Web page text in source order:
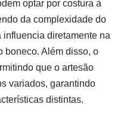
optar por costura à
da complexidade do
diretamente na
boneco. Além disso, o
que o artesão
variados, garantindo
distintas.